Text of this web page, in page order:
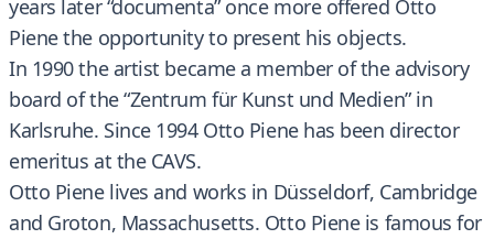
years later “documenta” once more offered Otto
Piene the opportunity to present his objects.
In 1990 the artist became a member of the advisory
board of the “Zentrum für Kunst und Medien” in
Karlsruhe. Since 1994 Otto Piene has been director
emeritus at the CAVS.
Otto Piene lives and works in Düsseldorf, Cambridge
and Groton, Massachusetts. Otto Piene is famous for